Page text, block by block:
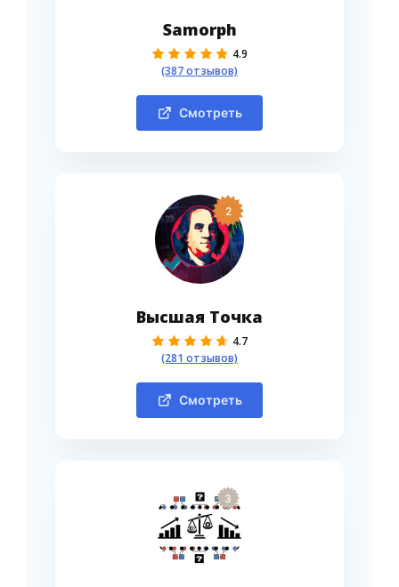
Samorph
4.9
(387 отзывов)
Смотреть
2
Высшая Точка
4.7
(281 отзывов)
Смотреть
3